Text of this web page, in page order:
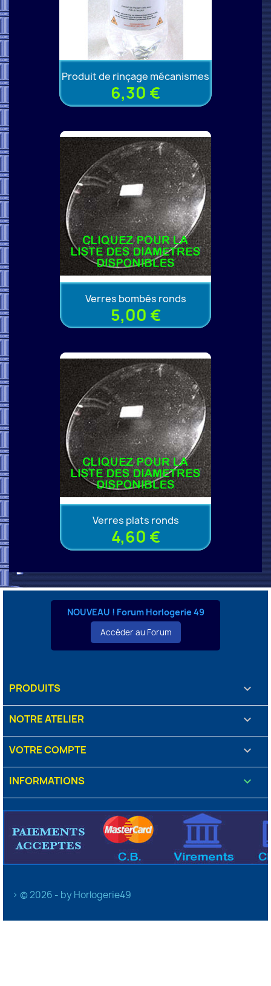
Produit de rinçage mécanismes
6,30 €
Verres bombés ronds
5,00 €
Verres plats ronds
4,60 €
NOUVEAU ! Forum Horlogerie 49
Accéder au Forum
PRODUITS 
NOTRE ATELIER 
VOTRE COMPTE 
INFORMATIONS keyboard_arrow_down
> © 2026 - by Horlogerie49